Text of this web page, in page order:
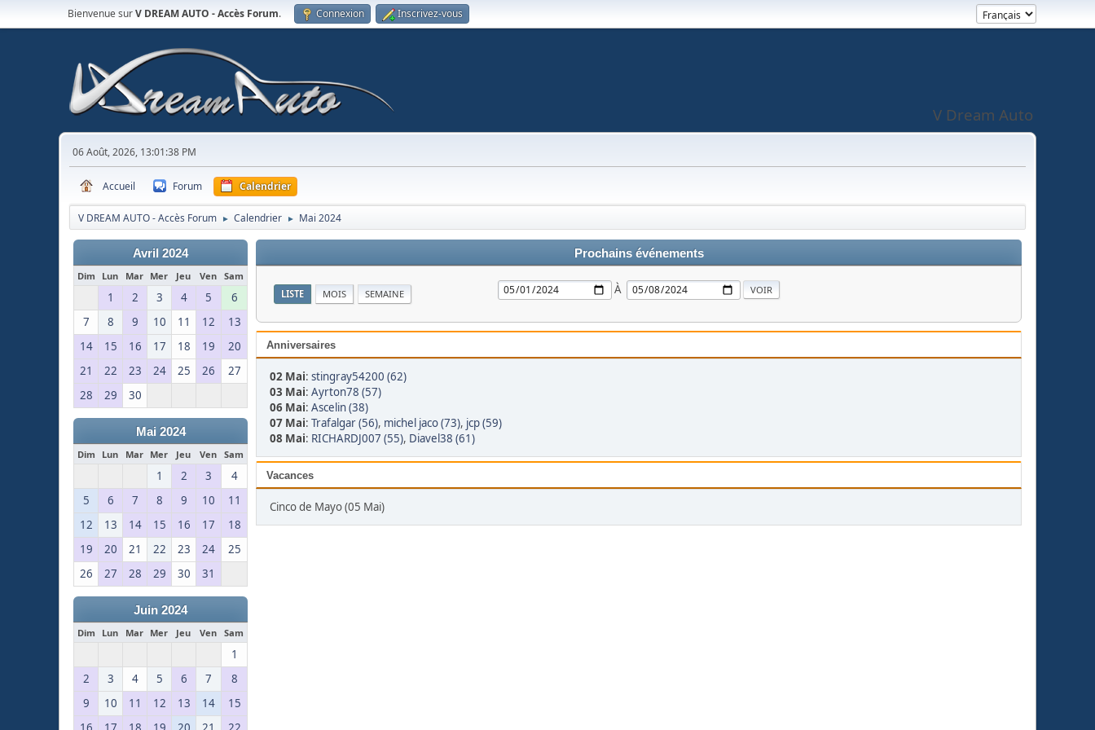
Bienvenue surV DREAM AUTO - Accès Forum. Connexion Inscrivez-vous
V Dream Auto
06 Août, 2026, 13:01:38 PM
Accueil Forum Calendrier
V DREAM AUTO - Accès Forum ► Calendrier ► Mai 2024
Avril 2024
Dim Lun Mar Mer Jeu Ven Sam
1 2 3 4 5
6
7
8 9 10 11 12
13
14
15 16 17 18 19
20
21
22 23 24 25 26
27
28
29 30
Mai 2024
Dim Lun Mar Mer Jeu Ven Sam
1 2 3
4
5
6 7 8 9 10
11
12
13 14 15 16 17
18
19
20 21 22 23 24
25
26
27 28 29 30 31
Juin 2024
Dim Lun Mar Mer Jeu Ven Sam
1
2
3 4 5 6 7
8
9
10 11 12 13 14
15
Prochains événements
LISTE MOIS SEMAINE À
Anniversaires
02 Mai: stingray54200 (62)
03 Mai: Ayrton78 (57)
06 Mai: Ascelin (38)
07 Mai: Trafalgar (56), michel jaco (73), jcp (59)
08 Mai: RICHARDJ007 (55), Diavel38 (61)
Vacances
Cinco de Mayo (05 Mai)